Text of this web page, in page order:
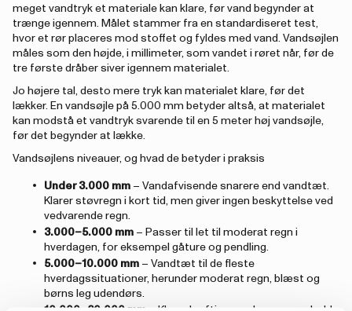
meget vandtryk et materiale kan klare, før vand begynder at
trænge igennem. Målet stammer fra en standardiseret test,
hvor et rør placeres mod stoffet og fyldes med vand. Vandsøjlen
måles som den højde, i millimeter, som vandet i røret når, før de
tre første dråber siver igennem materialet.
Jo højere tal, desto mere tryk kan materialet klare, før det
lækker. En vandsøjle på 5.000 mm betyder altså, at materialet
kan modstå et vandtryk svarende til en 5 meter høj vandsøjle,
før det begynder at lække.
Vandsøjlens niveauer, og hvad de betyder i praksis
Under 3.000 mm – Vandafvisende snarere end vandtæt.
Klarer støvregn i kort tid, men giver ingen beskyttelse ved
vedvarende regn.
3.000–5.000 mm – Passer til let til moderat regn i
hverdagen, for eksempel gåture og pendling.
5.000–10.000 mm – Vandtæt til de fleste
hverdagssituationer, herunder moderat regn, blæst og
børns leg udendørs.